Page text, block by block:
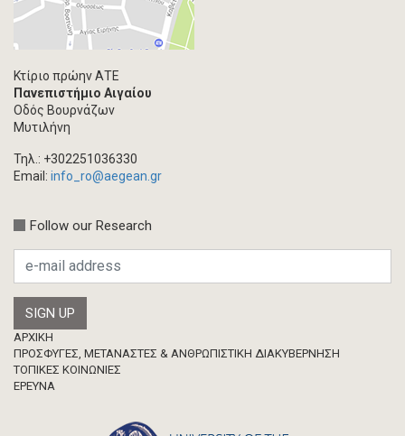
Κτίριο πρώην ΑΤΕ
Πανεπιστήμιο Αιγαίου
Οδός Βουρνάζων
Μυτιλήνη
Τηλ.: +302251036330
Email: info_ro@aegean.gr
Follow our Research
Footer
ΑΡΧΙΚΗ
ΠΡΟΣΦΥΓΕΣ, ΜΕΤΑΝΑΣΤΕΣ & ΑΝΘΡΩΠΙΣΤΙΚΗ ΔΙΑΚΥΒΕΡΝΗΣΗ
ΤΟΠΙΚΕΣ ΚΟΙΝΩΝΙΕΣ
ΈΡΕΥΝΑ